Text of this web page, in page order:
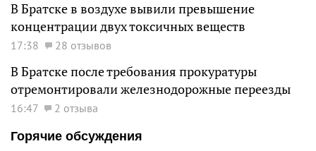
В Братске в воздухе вывили превышение
концентрации двух токсичных веществ
17:38 28 отзывов
В Братске после требования прокуратуры
отремонтировали железнодорожные переезды
16:47
2 отзыва
Горячие обсуждения